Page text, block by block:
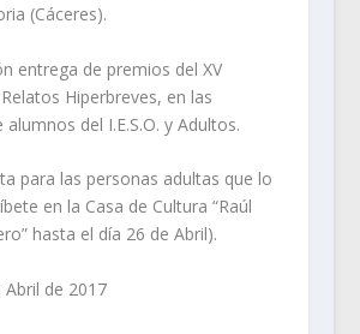
(Cáceres).
entrega de premios del XV
Hiperbreves, en las
del I.E.S.O. y Adultos.
para las personas adultas que lo
en la Casa de Cultura “Raúl
hasta el día 26 de Abril).
Abril de 2017